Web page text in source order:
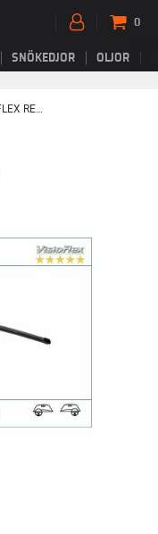
SNÖKEDJOR OLJOR
0
SWF ORIGINAL VISIOFLEX REAR